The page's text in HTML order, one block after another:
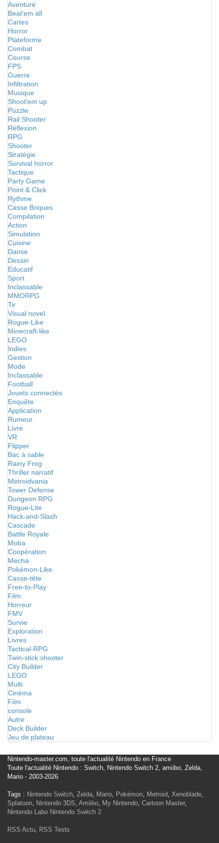
Aventure
Beat'em all
Cartes
Horror
Plateforme
Combat
Course
FPS
Guerre
Infiltration
Musique
Shoot'em up
Puzzle
Rail Shooter
Réflexion
RPG
Shooter
Stratégie
Survival horror
Tactique
Party Game
Point & Click
Rythme
Casse Briques
Compilation
Action
Simulation
Cuisine
Danse
Dessin
Educatif
Sport
Inclassable
MMORPG
Tir
Visual novel
Rogue-Like
Minecraft-like
LEGO
Indies
Gestion
Mode
Inclassable
Football
Jouets connectés
Enquête
Application
Rumeur
Livre
VR
Flipper
Bac à sable
Rainy Frog
Thriller narratif
Metroidvania
Tower Defense
Dungeon RPG
Rogue-Lite
Hack-and-Slash
Cascade
Battle Royale
Moba
Coopération
Mecha
Pokémon-Like
Casse-tête
Free-to-Play
Film
Horreur
FMV
Survie
Exploration
Livres
Tactical-RPG
Twin-stick shooter
City Builder
LEGO
Multi
Cinéma
Film
console
Autre
Deck Builder
Jeu de plateau
Nintendo-master.com, toute l'actualité Nintendo en France
Toute l'actualité Nintendo : Switch, Nintendo Switch 2, amiibo, Zelda,
Mario - 2003-2026
Tags : Nintendo Switch, Zelda, Mario, Pokémon, Metroid, Xenoblade,
Splatoon, Nintendo 3DS, Amiibo, My Nintendo, Cartoon Master,
Nintendo Labo Nintendo Switch 2
RSS Actu, RSS Tests